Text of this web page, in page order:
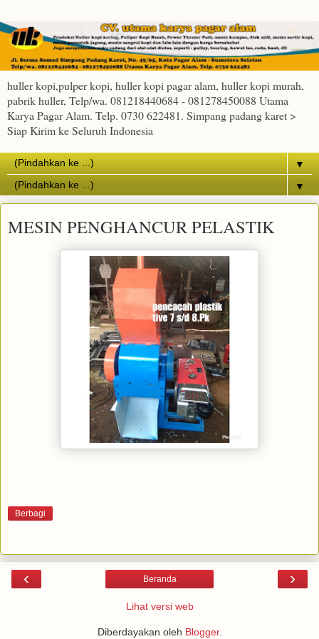
huller kopi,pulper kopi, huller kopi pagar alam, huller kopi murah,
pabrik huller, Telp/wa. 081218440684 - 081278450088 Utama
Karya Pagar Alam. Telp. 0730 622481. Simpang padang karet >
Siap Kirim ke Seluruh Indonesia
▼
▼
MESIN PENGHANCUR PELASTIK
Berbagi
‹ ›
Beranda
Lihat versi web
Diberdayakan oleh Blogger.